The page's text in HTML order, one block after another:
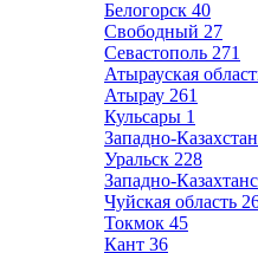
Белогорск 40
Свободный 27
Севастополь 271
Атырауская
Атырау 261
Кульсары 1
Западно-
Уральск 228
Западно-
Чуйская область
Токмок 45
Кант 36